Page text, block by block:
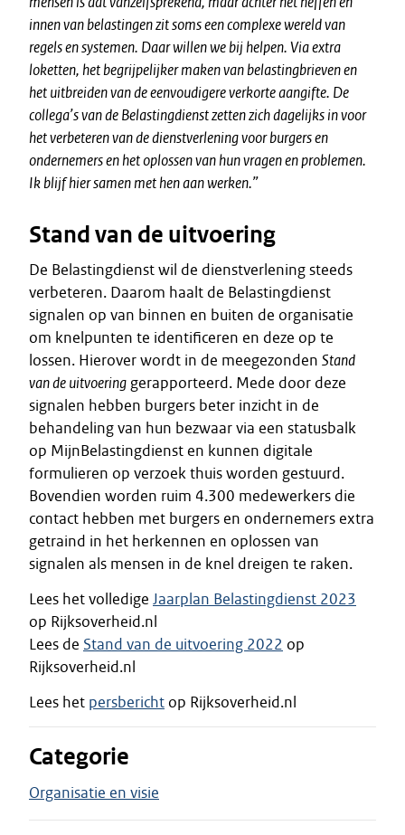
innen van belastingen zit soms een complexe wereld van
regels en systemen. Daar willen we bij helpen. Via extra
loketten, het begrijpelijker maken van belastingbrieven en
het uitbreiden van de eenvoudigere verkorte aangifte. De
collega’s van de Belastingdienst zetten zich dagelijks in voor
het verbeteren van de dienstverlening voor burgers en
ondernemers en het oplossen van hun vragen en problemen.
Ik blijf hier samen met hen aan werken.”
Stand van de uitvoering
De Belastingdienst wil de dienstverlening steeds
verbeteren. Daarom haalt de Belastingdienst
signalen op van binnen en buiten de organisatie
om knelpunten te identificeren en deze op te
lossen. Hierover wordt in de meegezonden Stand
van de uitvoering gerapporteerd. Mede door deze
signalen hebben burgers beter inzicht in de
behandeling van hun bezwaar via een statusbalk
op MijnBelastingdienst en kunnen digitale
formulieren op verzoek thuis worden gestuurd.
Bovendien worden ruim 4.300 medewerkers die
contact hebben met burgers en ondernemers extra
getraind in het herkennen en oplossen van
signalen als mensen in de knel dreigen te raken.
Lees het volledige Jaarplan Belastingdienst 2023
op Rijksoverheid.nl
Lees de Stand van de uitvoering 2022 op
Rijksoverheid.nl
Lees het persbericht op Rijksoverheid.nl
Categorie
Organisatie en visie